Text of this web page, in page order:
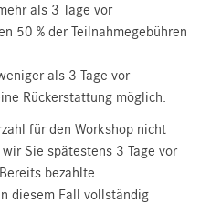
als 3 Tage vor
50 % der Teilnahmegebühren
als 3 Tage vor
Rückerstattung möglich.
für den Workshop nicht
Sie spätestens 3 Tage vor
bezahlte
diesem Fall vollständig